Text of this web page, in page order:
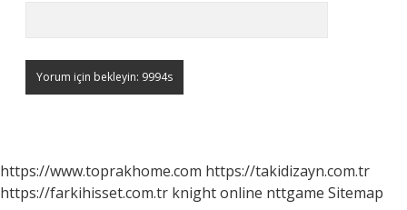
https://www.toprakhome.com https://takidizayn.com.tr
https://farkihisset.com.tr knight online nttgame Sitemap